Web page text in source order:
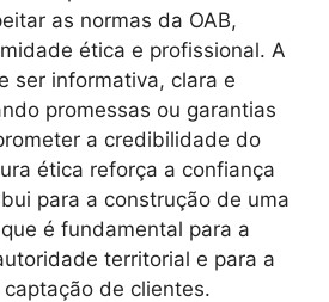
as normas da OAB,
ética e profissional. A
ser informativa, clara e
promessas ou garantias
a credibilidade do
ética reforça a confiança
para a construção de uma
é fundamental para a
territorial e para a
de clientes.